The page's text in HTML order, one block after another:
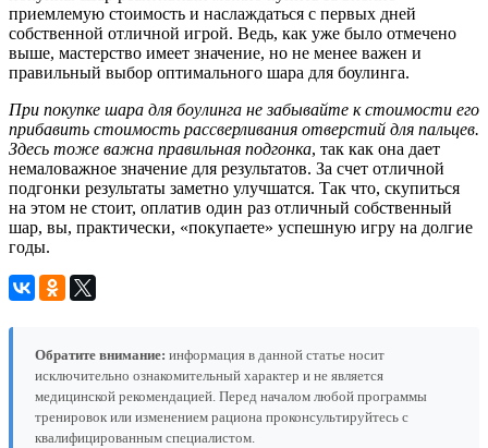
приемлемую стоимость и наслаждаться с первых дней
собственной отличной игрой. Ведь, как уже было отмечено
выше, мастерство имеет значение, но не менее важен и
правильный выбор оптимального шара для боулинга.
При покупке шара для боулинга не забывайте к стоимости его
прибавить стоимость рассверливания отверстий для пальцев.
Здесь тоже важна правильная подгонка, так как она дает
немаловажное значение для результатов. За счет отличной
подгонки результаты заметно улучшатся. Так что, скупиться
на этом не стоит, оплатив один раз отличный собственный
шар, вы, практически, «покупаете» успешную игру на долгие
годы.
Обратите внимание: информация в данной статье носит
исключительно ознакомительный характер и не является
медицинской рекомендацией. Перед началом любой программы
тренировок или изменением рациона проконсультируйтесь с
квалифицированным специалистом.